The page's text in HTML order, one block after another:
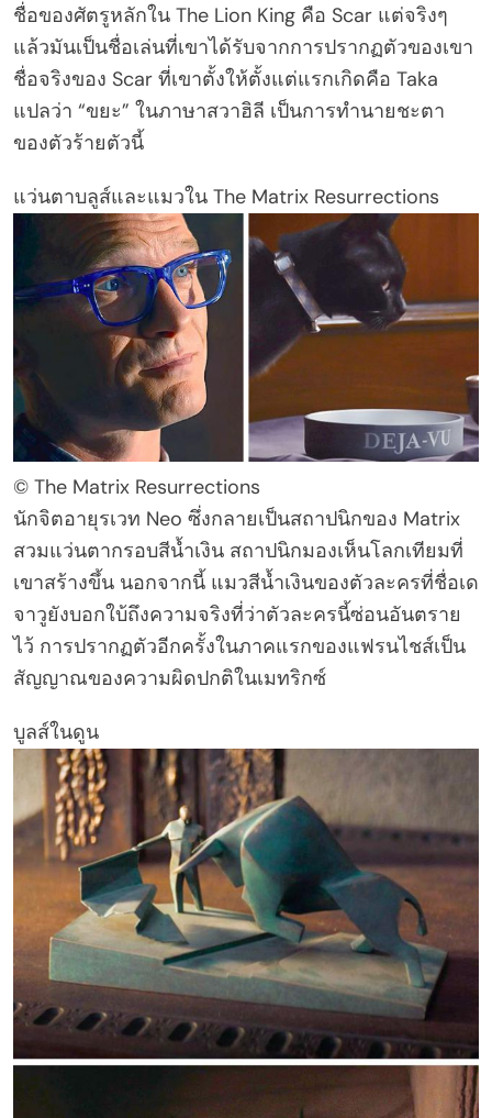
ชื่อของศัตรูหลักใน The Lion King คือ Scar แต่จริงๆ
แล้วมันเป็นชื่อเล่นที่เขาได้รับจากการปรากฏตัวของเขา
ชื่อจริงของ Scar ที่เขาตั้งให้ตั้งแต่แรกเกิดคือ Taka
แปลว่า “ขยะ” ในภาษาสวาฮิลี เป็นการทำนายชะตา
ของตัวร้ายตัวนี้
แว่นตาบลูส์และแมวใน The Matrix Resurrections
© The Matrix Resurrections
นักจิตอายุรเวท Neo ซึ่งกลายเป็นสถาปนิกของ Matrix
สวมแว่นตากรอบสีน้ำเงิน สถาปนิกมองเห็นโลกเทียมที่
เขาสร้างขึ้น นอกจากนี้ แมวสีน้ำเงินของตัวละครที่ชื่อเด
จาวูยังบอกใบ้ถึงความจริงที่ว่าตัวละครนี้ซ่อนอันตราย
ไว้ การปรากฏตัวอีกครั้งในภาคแรกของแฟรนไชส์เป็น
สัญญาณของความผิดปกติในเมทริกซ์
บูลส์ในดูน